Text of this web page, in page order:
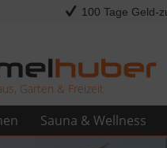
100 Tage Geld-
Garten & Freizeit
Sauna & Wellness